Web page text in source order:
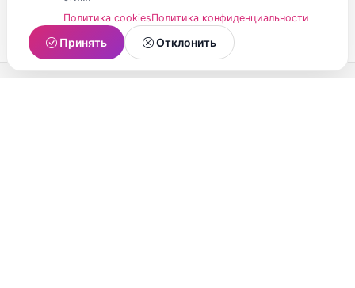
Политика cookiesПолитика конфиденциальности
Принять Отклонить